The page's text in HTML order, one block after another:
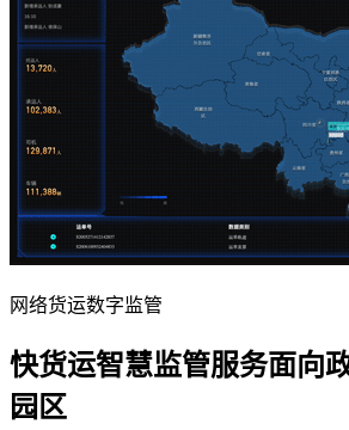
网络货运数字监管
快货运智慧监管服务面向
园区